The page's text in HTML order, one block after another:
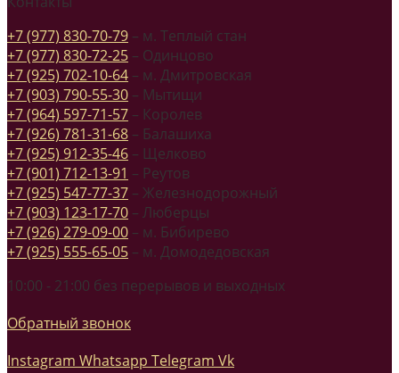
+7 (977) 830-70-79 – м. Теплый стан
+7 (977) 830-72-25 – Одинцово
+7 (925) 702-10-64 – м. Дмитровская
+7 (903) 790-55-30 – Мытищи
+7 (964) 597-71-57 – Королев
+7 (926) 781-31-68 – Балашиха
+7 (925) 912-35-46 – Щелково
+7 (901) 712-13-91 – Реутов
+7 (925) 547-77-37 – Железнодорожный
+7 (903) 123-17-70 – Люберцы
+7 (926) 279-09-00 – м. Бибирево
+7 (925) 555-65-05 – м. Домодедовская
10:00 - 21:00 без перерывов и выходных
Обратный звонок
Instagram Whatsapp Telegram Vk